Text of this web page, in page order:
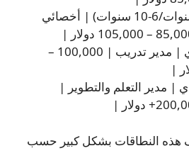
| كبير (7-10 سنوات/6-10 سنوات) | أخصائي
| مستوى قيادي | مدير تدريب | 100,000 –
| مدير التعلم والتطوير |
هذه النطاقات بشكل كبير حسب